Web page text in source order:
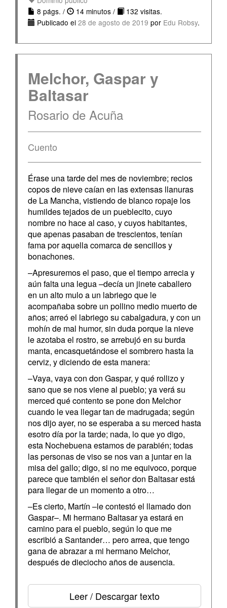
8 págs. /
14 minutos /
132 visitas.
Publicado el 28 de agosto de 2019 por Edu Robsy.
Melchor, Gaspar y
Baltasar
Rosario de Acuña
Cuento
Érase una tarde del mes de noviembre; recios
copos de nieve caían en las extensas llanuras
de La Mancha, vistiendo de blanco ropaje los
humildes tejados de un pueblecito, cuyo
nombre no hace al caso, y cuyos habitantes,
que apenas pasaban de trescientos, tenían
fama por aquella comarca de sencillos y
bonachones.
–Apresuremos el paso, que el tiempo arrecia y
aún falta una legua –decía un jinete caballero
en un alto mulo a un labriego que le
acompañaba sobre un pollino medio muerto de
años; arreó el labriego su cabalgadura, y con un
mohín de mal humor, sin duda porque la nieve
le azotaba el rostro, se arrebujó en su burda
manta, encasquetándose el sombrero hasta la
cerviz, y diciendo de esta manera:
–Vaya, vaya con don Gaspar, y qué rollizo y
sano que se nos viene al pueblo; ya verá su
merced qué contento se pone don Melchor
cuando le vea llegar tan de madrugada; según
nos dijo ayer, no se esperaba a su merced hasta
esotro día por la tarde; nada, lo que yo digo,
esta Nochebuena estamos de parabién; todas
las personas de viso se nos van a juntar en la
misa del gallo; digo, si no me equivoco, porque
parece que también el señor don Baltasar está
para llegar de un momento a otro…
–Es cierto, Martín –le contestó el llamado don
Gaspar–. Mi hermano Baltasar ya estará en
camino para el pueblo, según lo que me
escribió a Santander… pero arrea, que tengo
gana de abrazar a mi hermano Melchor,
después de dieciocho años de ausencia.
Leer / Descargar texto